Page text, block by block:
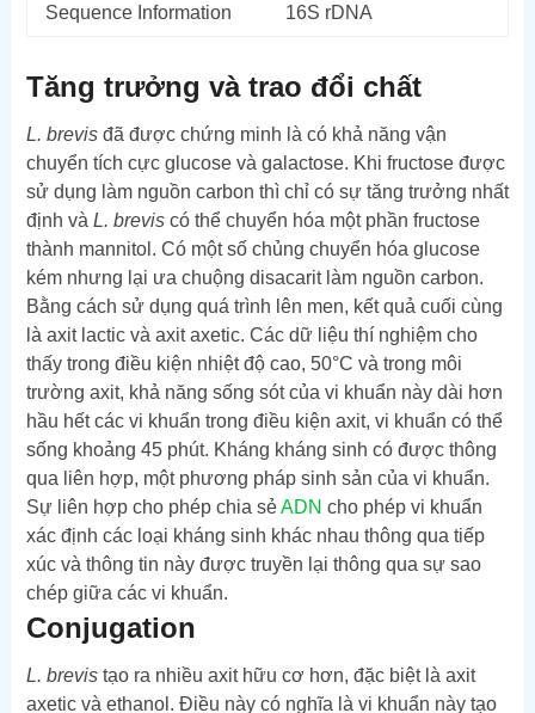
Sequence Information 16S rDNA
Tăng trưởng và trao đổi chất
L. brevisđã được chứng minh là có khả năng vận
chuyển tích cực glucose và galactose. Khi fructose được
sử dụng làm nguồn carbon thì chỉ có sự tăng trưởng nhất
định và L. breviscó thể chuyển hóa một phần fructose
thành mannitol. Có một số chủng chuyển hóa glucose
kém nhưng lại ưa chuộng disacarit làm nguồn carbon.
Bằng cách sử dụng quá trình lên men, kết quả cuối cùng
là axit lactic và axit axetic. Các dữ liệu thí nghiệm cho
thấy trong điều kiện nhiệt độ cao, 50°C và trong môi
trường axit, khả năng sống sót của vi khuẩn này dài hơn
hầu hết các vi khuẩn trong điều kiện axit, vi khuẩn có thể
sống khoảng 45 phút. Kháng kháng sinh có được thông
qua liên hợp, một phương pháp sinh sản của vi khuẩn.
Sự liên hợp cho phép chia sẻADN cho phép vi khuẩn
xác định các loại kháng sinh khác nhau thông qua tiếp
xúc và thông tin này được truyền lại thông qua sự sao
chép giữa các vi khuẩn.
Conjugation
L. brevistạo ra nhiều axit hữu cơ hơn, đặc biệt là axit
axetic và ethanol. Điều này có nghĩa là vi khuẩn này tạo